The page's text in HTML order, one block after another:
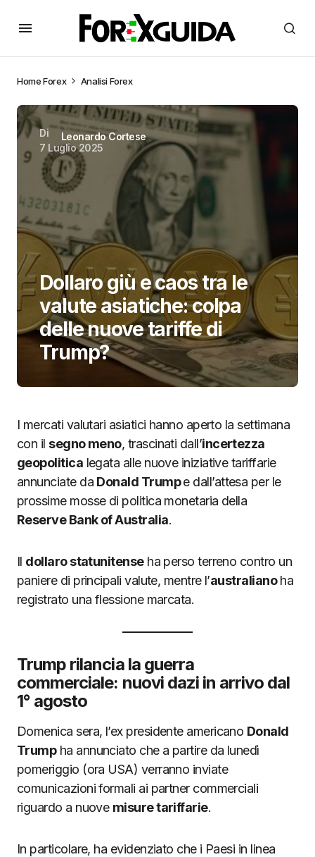
HomeForex Analisi Forex
Di
Leonardo Cortese
7 Luglio 2025
Dollaro giù e caos tra le
valute asiatiche: colpa
delle nuove tariffe di
Trump?
I mercati valutari asiatici hanno aperto la settimana
con il segno meno, trascinati dall’incertezza
geopolitica legata alle nuove iniziative tariffarie
annunciate da Donald Trumpe dall’attesa per le
prossime mosse di politica monetaria della
Reserve Bank of Australia.
Il dollaro statunitenseha perso terreno contro un
paniere di principali valute, mentre l’australianoha
registrato una flessione marcata.
Trump rilancia la guerra
commerciale: nuovi dazi in arrivo dal
1° agosto
Domenica sera, l’ex presidente americano Donald
Trumpha annunciato che a partire da lunedì
pomeriggio (ora USA) verranno inviate
comunicazioni formali ai partner commerciali
riguardo a nuove misure tariffarie.
In particolare, ha evidenziato che i Paesi in linea